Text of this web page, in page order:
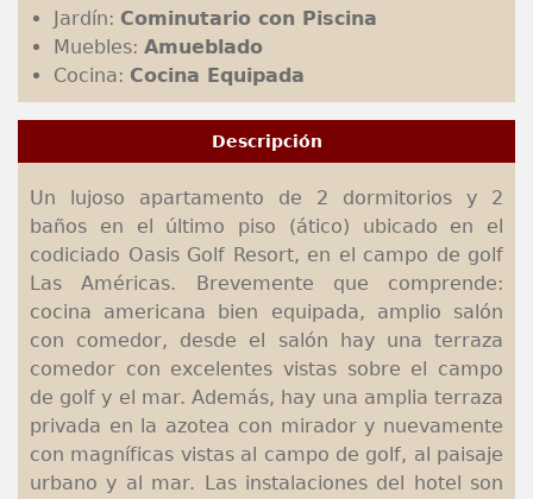
Jardín: Cominutario con Piscina
Muebles: Amueblado
Cocina: Cocina Equipada
Descripción
Un lujoso apartamento de 2 dormitorios y 2
baños en el último piso (ático) ubicado en el
codiciado Oasis Golf Resort, en el campo de golf
Las Américas. Brevemente que comprende:
cocina americana bien equipada, amplio salón
con comedor, desde el salón hay una terraza
comedor con excelentes vistas sobre el campo
de golf y el mar. Además, hay una amplia terraza
privada en la azotea con mirador y nuevamente
con magníficas vistas al campo de golf, al paisaje
urbano y al mar. Las instalaciones del hotel son